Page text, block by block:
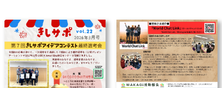
る交流会』を行いました！
2022/8/16
【動画】第6回目 特定非営利活動法
人くじらのペンギンハウス～『岸和
田をもっといいまちに』
2022/8/2
7月30日『第４回きしサポアイデア
コンテスト事前セミナー』を開講し
ました。